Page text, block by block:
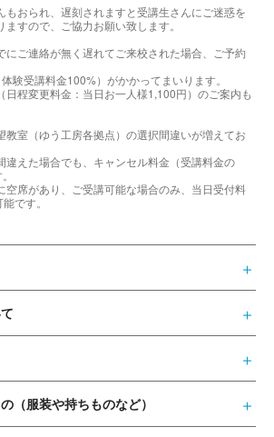
もおられ、遅刻されますと受講生さんにご迷惑を
すので、ご協力お願い致します。
にご連絡が無く遅れてご来校された場合、ご予約
験受講料金100%）がかかってまいります。
日程変更料金：当日お一人様1,100円）のご案内も
教室（ゆう工房各拠点）の選択間違いが増えてお
違えた場合でも、キャンセル料金（受講料金の
空席があり、ご受講可能な場合のみ、当日受付料
です。
（服装や持ちものなど）